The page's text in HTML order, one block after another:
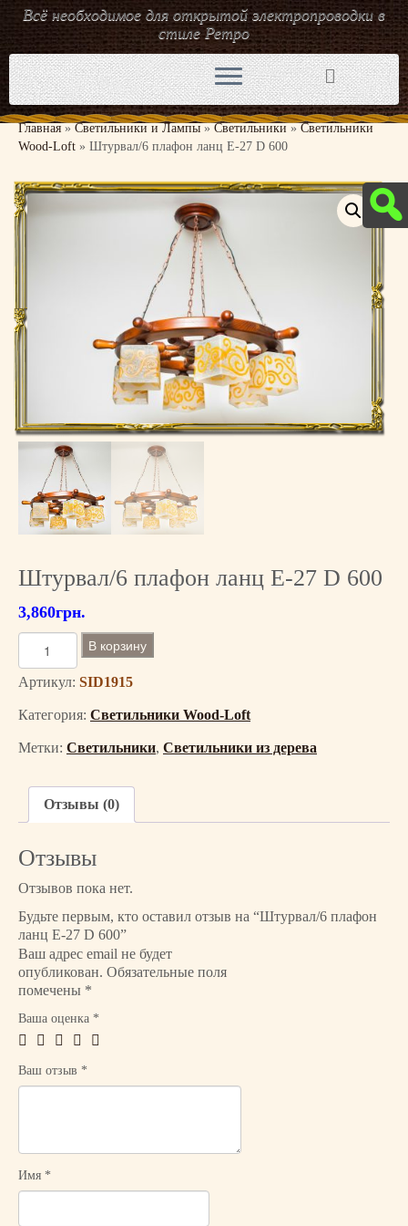
Перейти
к
содержимому
Всё необходимое для открытой электропроводки в
стиле Ретро
Главная » Светильники и Лампы » Светильники » Светильники
Wood-Loft » Штурвал/6 плафон ланц Е-27 D 600
Штурвал/6 плафон ланц Е-27 D 600
3,860грн.
л
ч
е
о
о
в
р
а
Ш
р
в
ф
н
В корзину
Артикул: SID1915
Категория: Светильники Wood-Loft
Метки: Светильники, Светильники из дерева
Отзывы (0)
Отзывы
Отзывов пока нет.
Будьте первым, кто оставил отзыв на “Штурвал/6 плафон
ланц Е-27 D 600”
Ваш адрес email не будет
опубликован. Обязательные поля
помечены *
Ваша оценка *
Ваш отзыв *
Имя *